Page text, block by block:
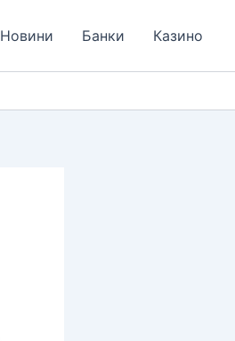
Новини Банки Казино